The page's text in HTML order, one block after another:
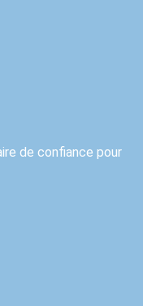
de confiance pour